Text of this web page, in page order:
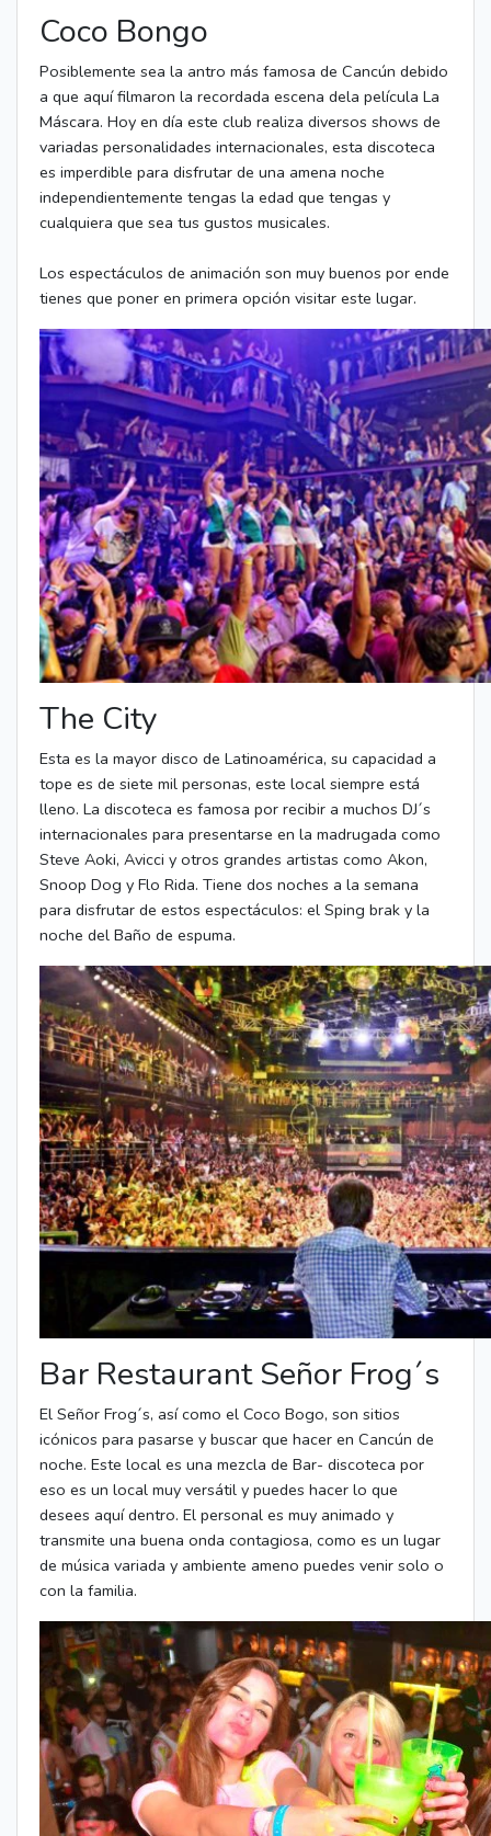
Coco Bongo
Posiblemente sea la antro más famosa de Cancún debido
a que aquí filmaron la recordada escena dela película La
Máscara. Hoy en día este club realiza diversos shows de
variadas personalidades internacionales, esta discoteca
es imperdible para disfrutar de una amena noche
independientemente tengas la edad que tengas y
cualquiera que sea tus gustos musicales.
Los espectáculos de animación son muy buenos por ende
tienes que poner en primera opción visitar este lugar.
The City
Esta es la mayor disco de Latinoamérica, su capacidad a
tope es de siete mil personas, este local siempre está
lleno. La discoteca es famosa por recibir a muchos DJ´s
internacionales para presentarse en la madrugada como
Steve Aoki, Avicci y otros grandes artistas como Akon,
Snoop Dog y Flo Rida. Tiene dos noches a la semana
para disfrutar de estos espectáculos: el Sping brak y la
noche del Baño de espuma.
Bar Restaurant Señor Frog´s
El Señor Frog´s, así como el Coco Bogo, son sitios
icónicos para pasarse y buscar que hacer en Cancún de
noche. Este local es una mezcla de Bar- discoteca por
eso es un local muy versátil y puedes hacer lo que
desees aquí dentro. El personal es muy animado y
transmite una buena onda contagiosa, como es un lugar
de música variada y ambiente ameno puedes venir solo o
con la familia.